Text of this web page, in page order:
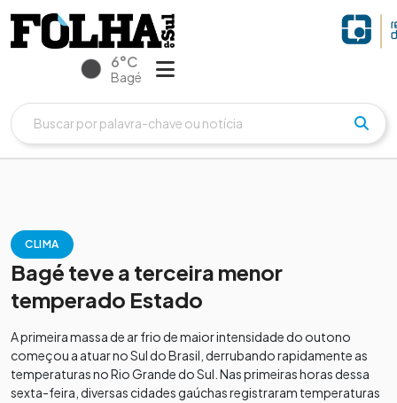
6°C
Bagé
CLIMA
Bagé teve a terceira menor
temperado Estado
A primeira massa de ar frio de maior intensidade do outono
começou a atuar no Sul do Brasil, derrubando rapidamente as
temperaturas no Rio Grande do Sul. Nas primeiras horas dessa
sexta-feira, diversas cidades gaúchas registraram temperaturas